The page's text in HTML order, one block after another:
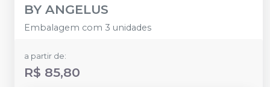
BY ANGELUS
Embalagem com 3 unidades
a partir de:
R$ 85,80